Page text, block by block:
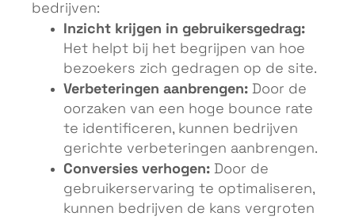
bedrijven:
Inzicht krijgen in gebruikersgedrag:
Het helpt bij het begrijpen van hoe
bezoekers zich gedragen op de site.
Verbeteringen aanbrengen: Door de
oorzaken van een hoge bounce rate
te identificeren, kunnen bedrijven
gerichte verbeteringen aanbrengen.
Conversies verhogen: Door de
gebruikerservaring te optimaliseren,
kunnen bedrijven de kans vergroten